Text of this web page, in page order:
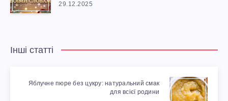
29.12.2025
Інші статті
Яблучне пюре без цукру: натуральний смак
для всієї родини